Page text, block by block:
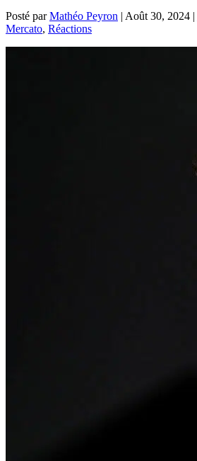
Posté parMathéo Peyron | Août 30, 2024 |
Mercato, Réactions